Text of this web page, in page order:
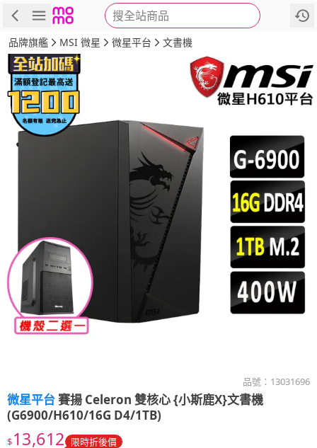
搜全站商品
商品 評價 詳情
品牌旗艦 MSI 微星 微星平台 文書機
品號： 13031696
微星平台賽揚 Celeron 雙核心 {小斯鹿X}文書機
(G6900/H610/16G D4/1TB)
$13,612 限時折後價